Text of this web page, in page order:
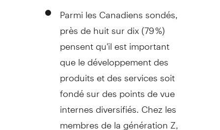
Parmi les Canadiens sondés,
près de huit sur dix (79 %)
pensent qu'il est important
que le développement des
produits et des services soit
fondé sur des points de vue
internes diversifiés. Chez les
membres de la génération Z,